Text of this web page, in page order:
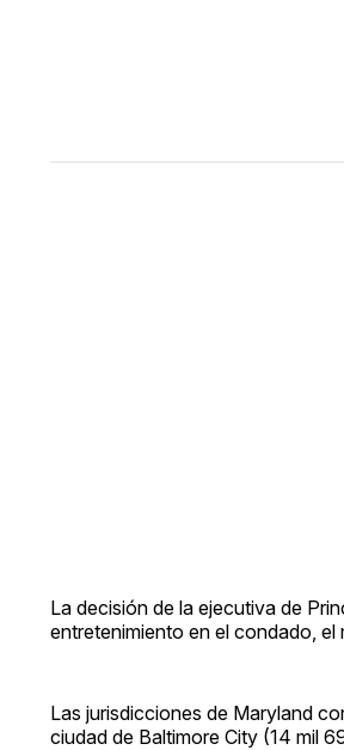
La decisión de la ejecutiva de
entretenimiento en el condado,
Las jurisdicciones de Maryland
ciudad de Baltimore City (14 mil